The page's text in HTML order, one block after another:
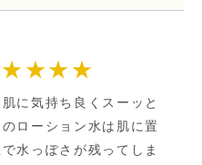
に気持ち良くスーッと
ローション水は肌に置
水っぽさが残ってしま